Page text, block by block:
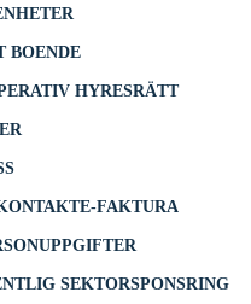
BOENDE
HYRESRÄTT
E-FAKTURA
SEKTORSPONSRING